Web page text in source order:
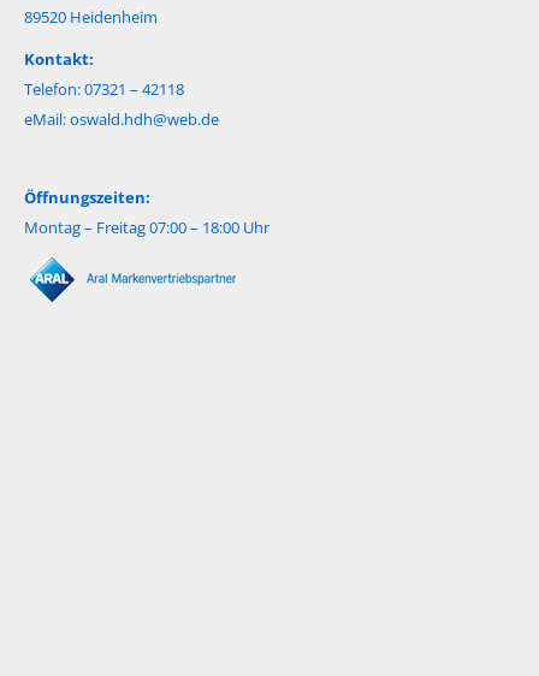
89520 Heidenheim
Kontakt:
Telefon: 07321 – 42118
eMail:oswald.hdh@web.de
Öffnungszeiten:
Montag – Freitag 07:00 – 18:00 Uhr